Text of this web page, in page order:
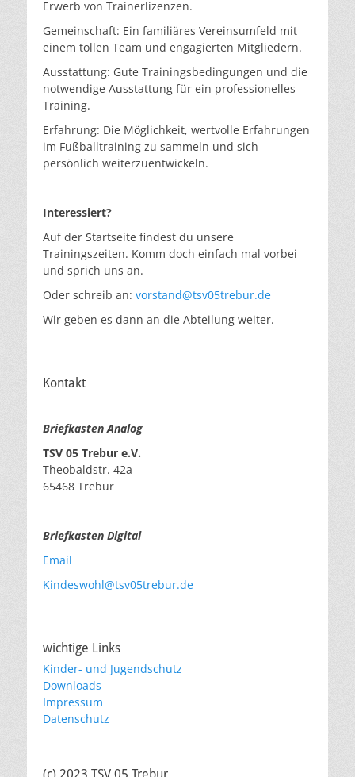
Erwerb von Trainerlizenzen.
Gemeinschaft: Ein familiäres Vereinsumfeld mit
einem tollen Team und engagierten Mitgliedern.
Ausstattung: Gute Trainingsbedingungen und die
notwendige Ausstattung für ein professionelles
Training.
Erfahrung: Die Möglichkeit, wertvolle Erfahrungen
im Fußballtraining zu sammeln und sich
persönlich weiterzuentwickeln.
Interessiert?
Auf der Startseite findest du unsere
Trainingszeiten. Komm doch einfach mal vorbei
und sprich uns an.
Oder schreib an: vorstand@tsv05trebur.de
Wir geben es dann an die Abteilung weiter.
Kontakt
Briefkasten Analog
TSV 05 Trebur e.V.
Theobaldstr. 42a
65468 Trebur
Briefkasten Digital
Email
Kindeswohl@tsv05trebur.de
wichtige Links
Kinder- und Jugendschutz
Downloads
Impressum
Datenschutz